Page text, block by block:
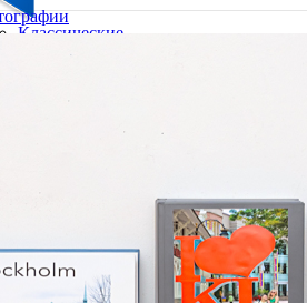
Классические
А4
Фото